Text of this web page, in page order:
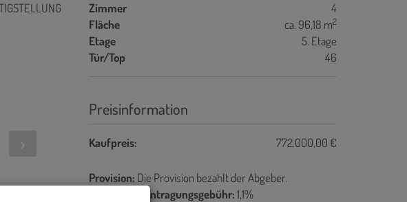
Zimmer
4
Fläche
ca. 96,18 m2
Etage
5. Etage
Tür/Top
46
Preisinformation
Kaufpreis: 772.000,00 €
Provision: Die Provision bezahlt der Abgeber.
Grundbucheintragungsgebühr:1,1%